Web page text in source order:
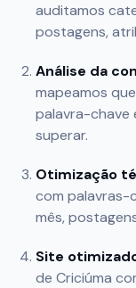
auditamos
postagens,
Análise da
mapeamos
palavra-chave
superar.
Otimização
com palavras-
mês,
Site
de Criciúma